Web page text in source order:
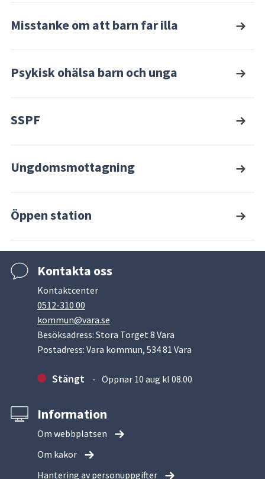
Misstanke om att barn far illa
Psykisk ohälsa barn och unga
SSPF
Ungdomsmottagning
Öppen station
Kontakta oss
Kontaktcenter
0512-310 00
kommun@vara.se
Besöksadress: Stora Torget 8 Vara
Postadress: Vara kommun, 534 81 Vara
Stängt Öppnar 10 aug kl 08.00
Information
Om webbplatsen
Om kakor
Hantering av personuppgifter